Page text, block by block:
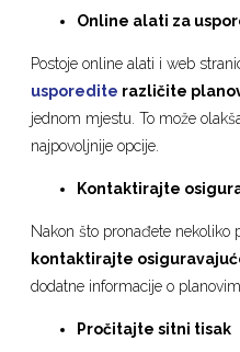
Online alati za
Postoje online alati i web
usporedite različite
jednom mjestu. To može
najpovoljnije opcije.
Kontaktirajte
Nakon što pronađete nekoliko
kontaktirajte
dodatne informacije o
Pročitajte sitni tisak